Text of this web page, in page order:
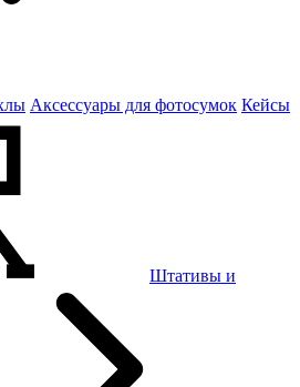
Аксессуары для фотосумок Кейсы
Штативы и